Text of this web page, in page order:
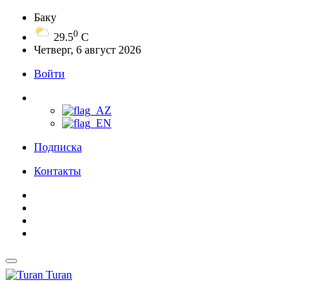
Баку
29.50 C
Четверг, 6 август 2026
Войти
Подписка
Контакты
Turan